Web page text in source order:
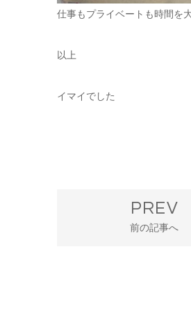
仕事もプライベートも時間を
以上
イマイでした
PREV
前の記事へ